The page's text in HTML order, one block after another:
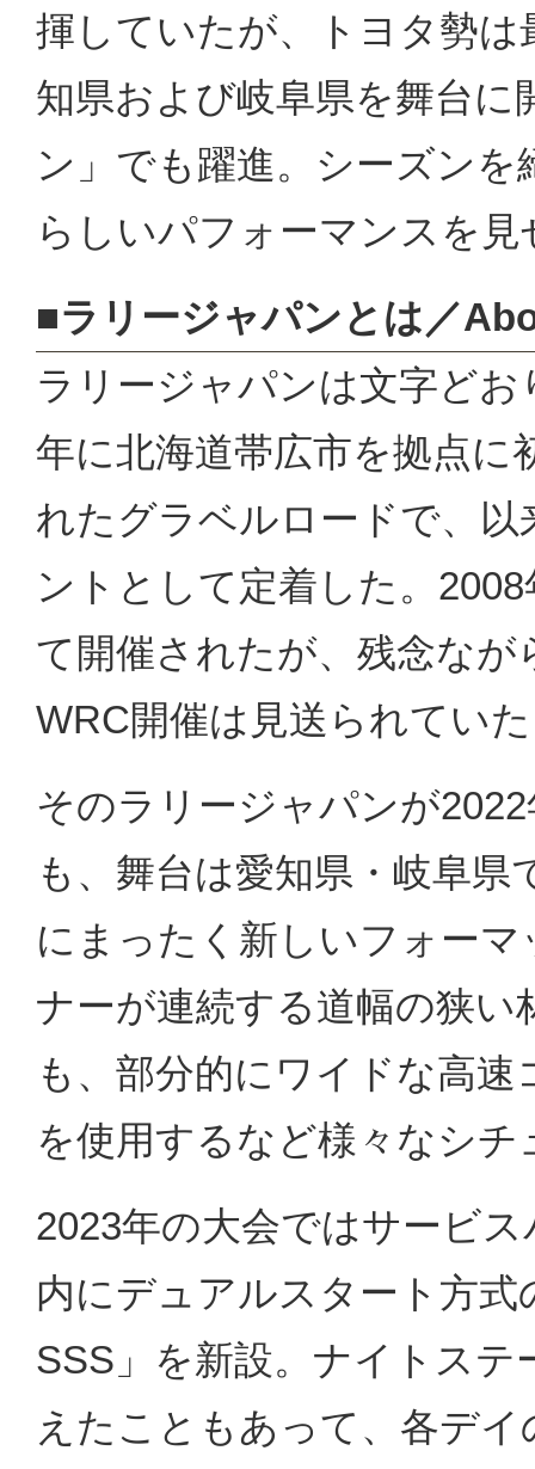
揮していたが、トヨタ勢は
知県および岐阜県を舞台
ン」でも躍進。シーズン
らしいパフォーマンスを見
■ラリージャパンとは／
ラリージャパンは文字ど
年に北海道帯広市を拠点に
れたグラベルロードで、
ントとして定着した。
て開催されたが、残念な
WRC開催は見送られてい
そのラリージャパンが
も、舞台は愛知県・岐阜
にまったく新しいフォー
ナーが連続する道幅の狭
も、部分的にワイドな高
を使用するなど様々なシ
2023年の大会ではサービ
内にデュアルスタート方
SSS」を新設。ナイトス
えたこともあって、各デ